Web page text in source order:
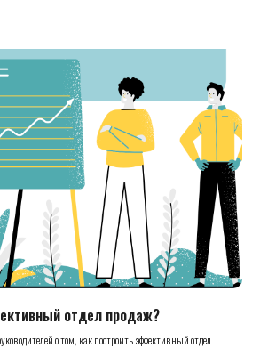
отдел продаж?
о том, как построить эффективный отдел